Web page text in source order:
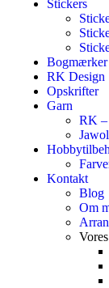
Stickers
Bogmærker
RK Design
Opskrifter
Garn
RK –
Kontakt
Blog
Om